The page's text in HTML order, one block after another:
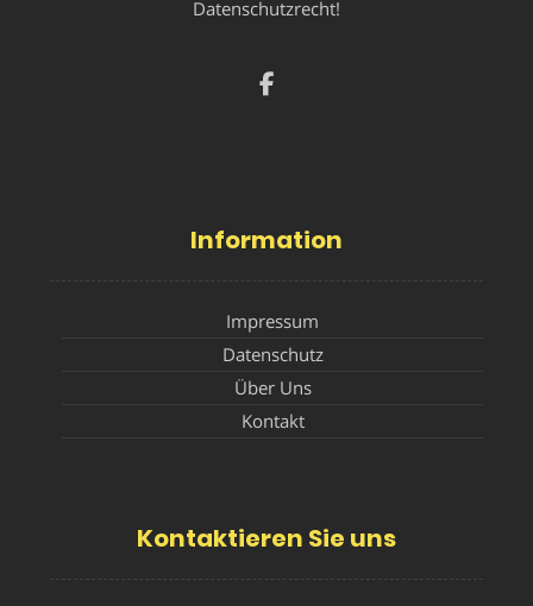
Datenschutzrecht!
Information
Impressum
Datenschutz
Über Uns
Kontakt
Kontaktieren Sie uns